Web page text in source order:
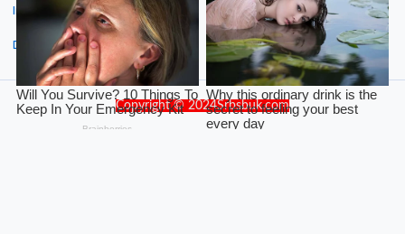
Instagram
Dribbble
Copyright © 2024Srbsbuk.com